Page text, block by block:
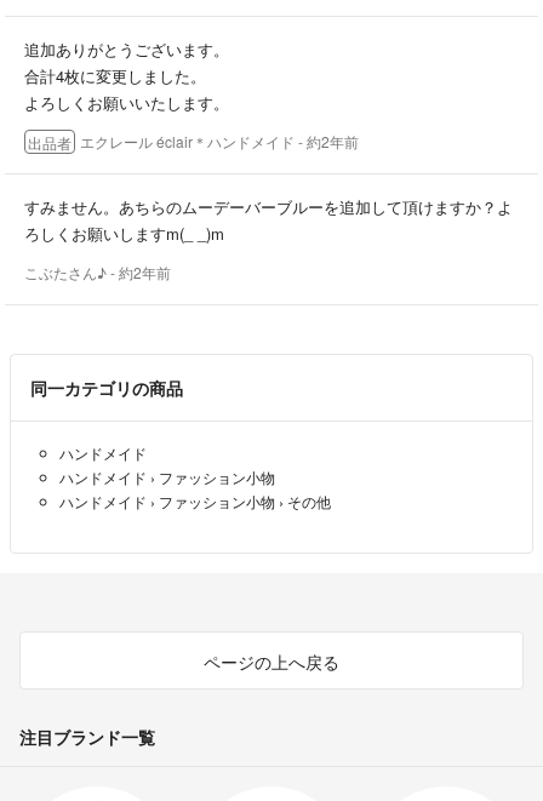
追加ありがとうございます。
合計4枚に変更しました。
よろしくお願いいたします。
出品者 エクレール éclair＊ハンドメイド - 約2年前
すみません。あちらのムーデーバーブルーを追加して頂けますか？よ
ろしくお願いしますm(_ _)m
こぶたさん♪- 約2年前
同一カテゴリの商品
ハンドメイド
ハンドメイド › ファッション小物
ハンドメイド › ファッション小物 › その他
ページの上へ戻る
注目ブランド一覧